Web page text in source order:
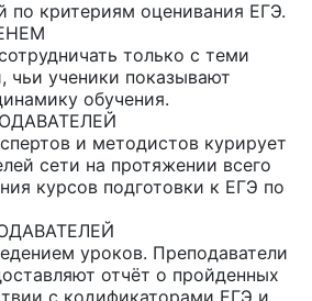
по критериям оценивания ЕГЭ.
только с теми
чьи ученики показывают
обучения.
и методистов курирует
сети на протяжении всего
курсов подготовки к ЕГЭ по
уроков. Преподаватели
отчёт о пройденных
с кодификаторами ЕГЭ и